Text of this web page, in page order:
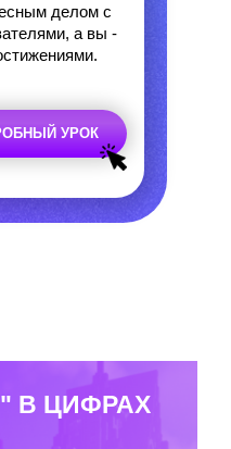
УРОК
делом с
а вы -
В ЦИФРАХ